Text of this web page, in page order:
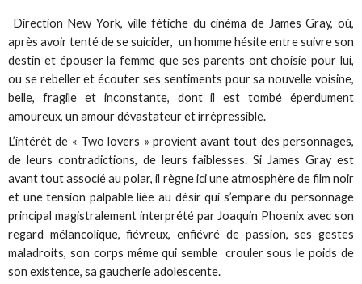
Direction New York, ville fétiche du cinéma de James Gray, où,
après avoir tenté de se suicider, un homme hésite entre suivre son
destin et épouser la femme que ses parents ont choisie pour lui,
ou se rebeller et écouter ses sentiments pour sa nouvelle voisine,
belle, fragile et inconstante, dont il est tombé éperdument
amoureux, un amour dévastateur et irrépressible.
L’intérêt de « Two lovers » provient avant tout des personnages,
de leurs contradictions, de leurs faiblesses. Si James Gray est
avant tout associé au polar, il règne ici une atmosphère de film noir
et une tension palpable liée au désir qui s’empare du personnage
principal magistralement interprété par Joaquin Phoenix avec son
regard mélancolique, fiévreux, enfiévré de passion, ses gestes
maladroits, son corps même qui semble crouler sous le poids de
son existence, sa gaucherie adolescente.